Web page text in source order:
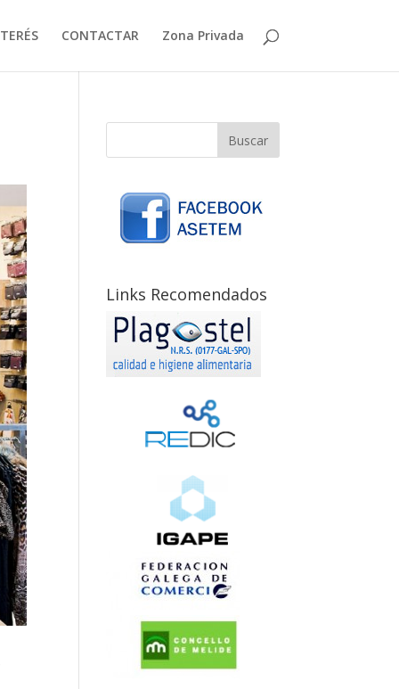
CONTACTAR Zona Privada
Links Recomendados